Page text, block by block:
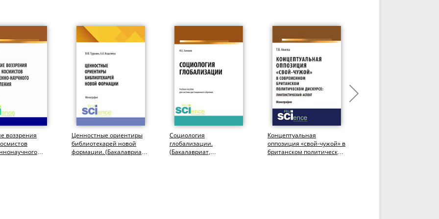
воззрения
Ценностные ориентиры
библиотекарей новой
формации. (Бакалавриат,
Социология
глобализации.
(Бакалавриат,
Концептуальная
оппозиция «свой-чужой» в
британском политическом